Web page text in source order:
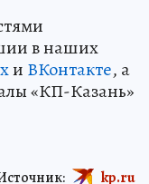
в наших
и ВКонтакте, а
«КП-Казань»
kp.ru